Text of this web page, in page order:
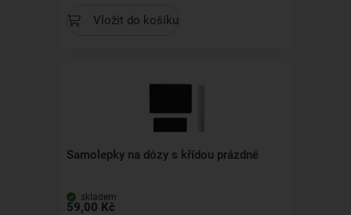
Vložit do košíku
Samolepky na dózy s křídou prázdné
skladem
59,00 Kč